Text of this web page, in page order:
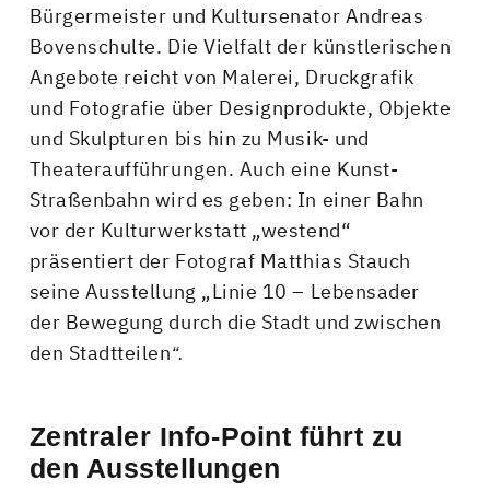
Bürgermeister und Kultursenator Andreas
Bovenschulte. Die Vielfalt der künstlerischen
Angebote reicht von Malerei, Druckgrafik
und Fotografie über Designprodukte, Objekte
und Skulpturen bis hin zu Musik- und
Theateraufführungen. Auch eine Kunst-
Straßenbahn wird es geben: In einer Bahn
vor der Kulturwerkstatt „westend“
präsentiert der Fotograf Matthias Stauch
seine Ausstellung „Linie 10 – Lebensader
der Bewegung durch die Stadt und zwischen
den Stadtteilen“.
Zentraler Info-Point führt zu
den Ausstellungen